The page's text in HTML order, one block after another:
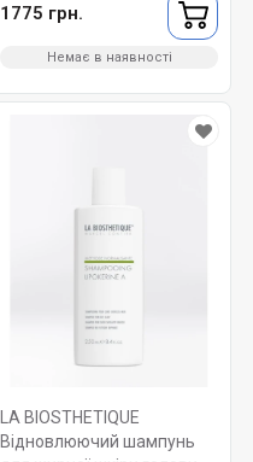
1775 грн.
Немає в наявності
LA BIOSTHETIQUE
Відновлюючий шампунь